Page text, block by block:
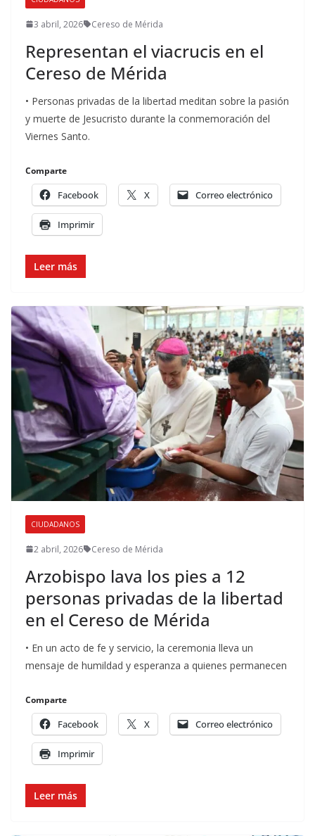
3 abril, 2026 Cereso de Mérida
Representan el viacrucis en el
Cereso de Mérida
• Personas privadas de la libertad meditan sobre la pasión
y muerte de Jesucristo durante la conmemoración del
Viernes Santo.
Comparte
Facebook X Correo electrónico
Imprimir
Leer más
CIUDADANOS
2 abril, 2026 Cereso de Mérida
Arzobispo lava los pies a 12
personas privadas de la libertad
en el Cereso de Mérida
• En un acto de fe y servicio, la ceremonia lleva un
mensaje de humildad y esperanza a quienes permanecen
Comparte
Facebook X Correo electrónico
Imprimir
Leer más